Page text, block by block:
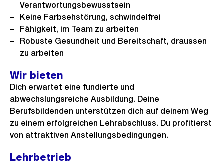
Verantwortungsbewusstsein
Keine Farbsehstörung, schwindelfrei
Fähigkeit, im Team zu arbeiten
Robuste Gesundheit und Bereitschaft, draussen
zu arbeiten
Wir bieten
Dich erwartet eine fundierte und
abwechslungsreiche Ausbildung. Deine
Berufsbildenden unterstützen dich auf deinem Weg
zu einem erfolgreichen Lehrabschluss. Du profitierst
von attraktiven Anstellungsbedingungen.
Lehrbetrieb